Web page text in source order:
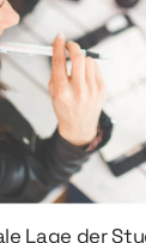
Lage der